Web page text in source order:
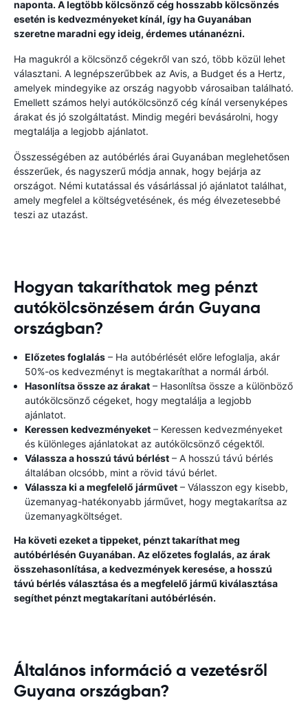
naponta. A legtöbb kölcsönző cég hosszabb kölcsönzés
esetén is kedvezményeket kínál, így ha Guyanában
szeretne maradni egy ideig, érdemes utánanézni.
Ha magukról a kölcsönző cégekről van szó, több közül lehet
választani. A legnépszerűbbek az Avis, a Budget és a Hertz,
amelyek mindegyike az ország nagyobb városaiban található.
Emellett számos helyi autókölcsönző cég kínál versenyképes
árakat és jó szolgáltatást. Mindig megéri bevásárolni, hogy
megtalálja a legjobb ajánlatot.
Összességében az autóbérlés árai Guyanában meglehetősen
ésszerűek, és nagyszerű módja annak, hogy bejárja az
országot. Némi kutatással és vásárlással jó ajánlatot találhat,
amely megfelel a költségvetésének, és még élvezetesebbé
teszi az utazást.
Hogyan takaríthatok meg pénzt
autókölcsönzésem árán Guyana
országban?
Előzetes foglalás – Ha autóbérlését előre lefoglalja, akár
50%-os kedvezményt is megtakaríthat a normál árból.
Hasonlítsa össze az árakat – Hasonlítsa össze a különböző
autókölcsönző cégeket, hogy megtalálja a legjobb
ajánlatot.
Keressen kedvezményeket – Keressen kedvezményeket
és különleges ajánlatokat az autókölcsönző cégektől.
Válassza a hosszú távú bérlést – A hosszú távú bérlés
általában olcsóbb, mint a rövid távú bérlet.
Válassza ki a megfelelő járművet – Válasszon egy kisebb,
üzemanyag-hatékonyabb járművet, hogy megtakarítsa az
üzemanyagköltséget.
Ha követi ezeket a tippeket, pénzt takaríthat meg
autóbérlésén Guyanában. Az előzetes foglalás, az árak
összehasonlítása, a kedvezmények keresése, a hosszú
távú bérlés választása és a megfelelő jármű kiválasztása
segíthet pénzt megtakarítani autóbérlésén.
Általános információ a vezetésről
Guyana országban?